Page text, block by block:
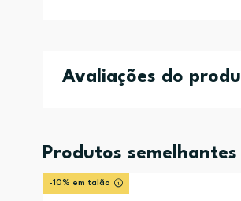
Avaliações do
Produtos semelhantes
-10% em talão